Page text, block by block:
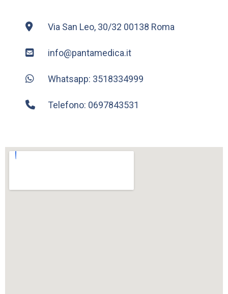
Via San Leo, 30/32 00138 Roma
info@pantamedica.it
Whatsapp: 3518334999
Telefono: 0697843531